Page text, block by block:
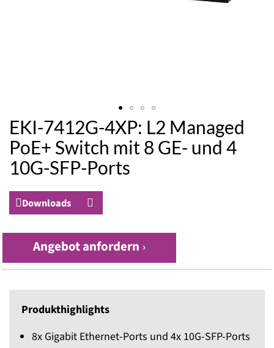
EKI-7412G-4XP: L2 Managed
PoE+ Switch mit 8 GE- und 4
10G-SFP-Ports
Downloads
Angebot anfordern
Produkthighlights
8x Gigabit Ethernet-Ports und 4x 10G-SFP-Ports
Zum
Anfang
der
Bildergalerie
springen